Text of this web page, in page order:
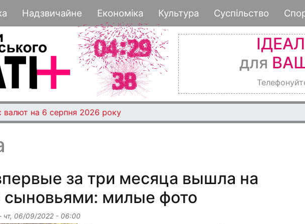
к
основному
Надзвичайне Економіка Культура Суспільство
для
валют на 6 серпня 2026 року
за три месяца вышла на
сыновьями: милые фото
чт, 06/09/2022 - 06:00